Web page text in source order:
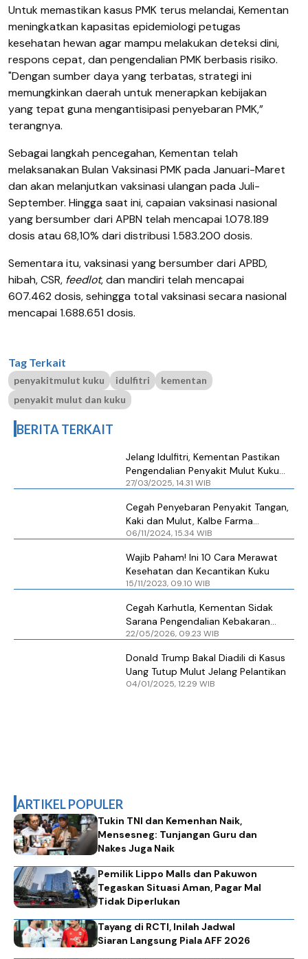
Untuk memastikan kasus PMK terus melandai, Kementan
meningkatkan kapasitas epidemiologi petugas
kesehatan hewan agar mampu melakukan deteksi dini,
respons cepat, dan pengendalian PMK berbasis risiko.
"Dengan sumber daya yang terbatas, strategi ini
memungkinkan daerah untuk menerapkan kebijakan
yang tepat guna mengantisipasi penyebaran PMK,”
terangnya.
Sebagai langkah pencegahan, Kementan telah
melaksanakan Bulan Vaksinasi PMK pada Januari-Maret
dan akan melanjutkan vaksinasi ulangan pada Juli-
September. Hingga saat ini, capaian vaksinasi nasional
yang bersumber dari APBN telah mencapai 1.078.189
dosis atau 68,10% dari distribusi 1.583.200 dosis.
Sementara itu, vaksinasi yang bersumber dari APBD,
hibah, CSR, feedlot, dan mandiri telah mencapai
607.462 dosis, sehingga total vaksinasi secara nasional
mencapai 1.688.651 dosis.
Tag Terkait
penyakitmulut kuku idulfitri
kementan
penyakit mulut dan kuku
BERITA TERKAIT
Jelang Idulfitri, Kementan Pastikan
Pengendalian Penyakit Mulut Kuku
Hewan Tetap Optimal
27/03/2025, 14.31 WIB
Cegah Penyebaran Penyakit Tangan,
Kaki dan Mulut, Kalbe Farma
Luncurkan Vaksin EV71
06/11/2024, 15.34 WIB
Wajib Paham! Ini 10 Cara Merawat
Kesehatan dan Kecantikan Kuku
15/11/2023, 09.10 WIB
Cegah Karhutla, Kementan Sidak
Sarana Pengendalian Kebakaran
Lahan di Musi Banyuasin
22/05/2026, 09.23 WIB
Donald Trump Bakal Diadili di Kasus
Uang Tutup Mulut Jelang Pelantikan
04/01/2025, 12.29 WIB
ARTIKEL POPULER
Tukin TNI dan Kemenhan Naik,
Mensesneg: Tunjangan Guru dan
Nakes Juga Naik
Pemilik Lippo Malls dan Pakuwon
Tegaskan Situasi Aman, Pagar Mal
Tidak Diperlukan
Tayang di RCTI, Inilah Jadwal
Siaran Langsung Piala AFF 2026